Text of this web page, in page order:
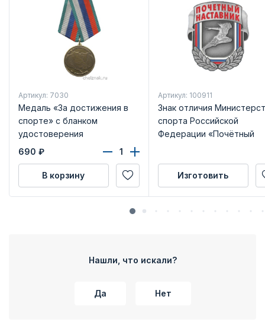
Артикул: 7030
Медаль «За достижения в
спорте» с бланком
удостоверения
690 ₽
В корзину
Артикул: 100911
Знак отличия
спорта Российской
Федерации «Почётный
Изготовить
Нашли, что искали?
Да Нет